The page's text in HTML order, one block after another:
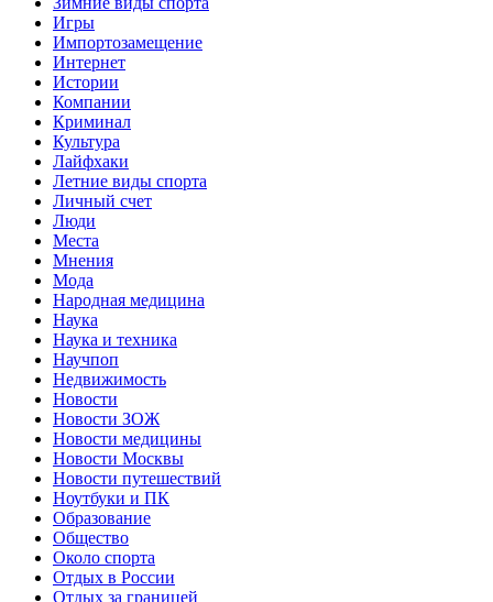
Игры
Импортозамещение
Интернет
Истории
Компании
Криминал
Культура
Лайфхаки
Летние виды спорта
Личный счет
Люди
Места
Мнения
Мода
Народная медицина
Наука
Наука и техника
Научпоп
Недвижимость
Новости
Новости ЗОЖ
Новости медицины
Новости Москвы
Новости путешествий
Ноутбуки и ПК
Образование
Общество
Около спорта
Отдых в России
Отдых за границей